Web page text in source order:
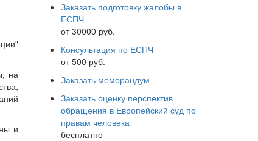
на
и
Заказать подготовку жалобы в
ЕСПЧ
от 30000 руб.
Консультация по ЕСПЧ
от 500 руб.
Заказать меморандум
Заказать оценку перспектив
обращения в Европейский суд по
правам человека
бесплатно